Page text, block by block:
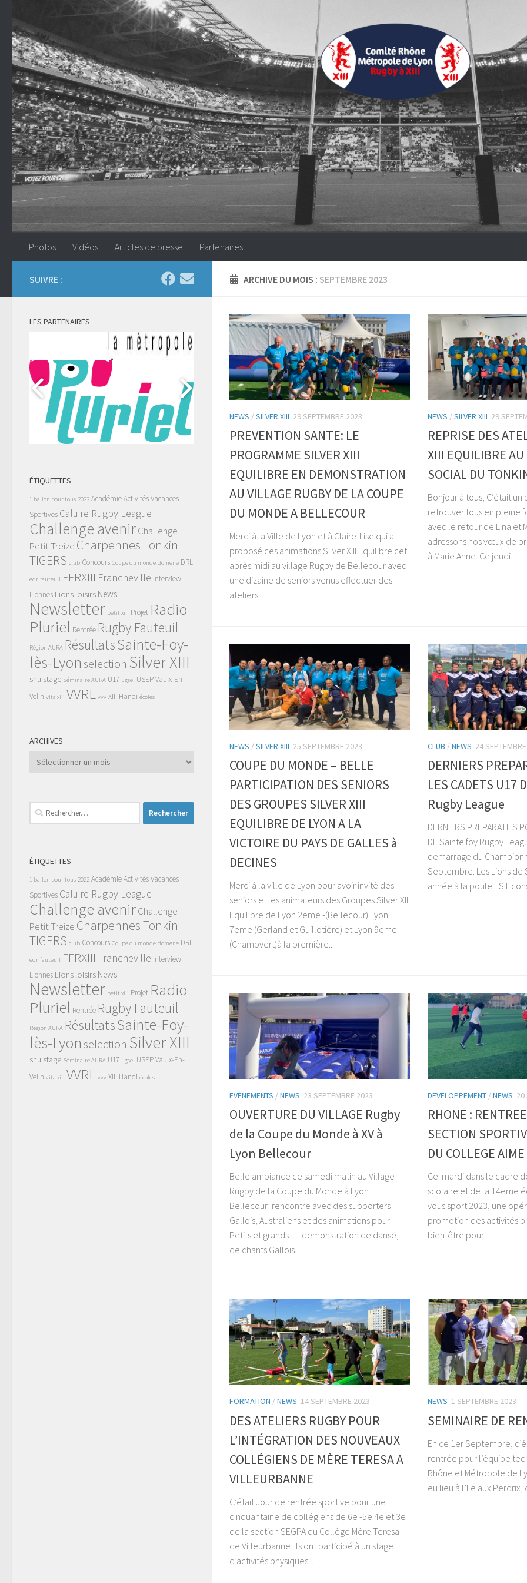
Skip to content
Photos Vidéos Articles de presse Partenaires
ARCHIVE DU MOIS : SEPTEMBRE 2023
NEWS /SILVER XIII 29 SEPTEMBRE 2023
PREVENTION SANTE: LE
PROGRAMME SILVER XIII
EQUILIBRE EN DEMONSTRATION
AU VILLAGE RUGBY DE LA COUPE
DU MONDE A BELLECOUR
Merci à la Ville de Lyon et à Claire-Lise qui a
proposé ces animations Silver XIII Equilibre cet
après midi au village Rugby de Bellecour avec
une dizaine de seniors venus effectuer des
ateliers...
NEWS /SILVER XIII 29
REPRISE DES
XIII EQUILIBRE AU
SOCIAL DU
Bonjour à tous, C’était un
retrouver tous en pleine
avec le retour de Lina et
adressons nos vœux de
à Marie Anne. Ce jeudi...
NEWS /SILVER XIII 25 SEPTEMBRE 2023
COUPE DU MONDE – BELLE
PARTICIPATION DES SENIORS
DES GROUPES SILVER XIII
EQUILIBRE DE LYON A LA
VICTOIRE DU PAYS DE GALLES à
DECINES
Merci à la ville de Lyon pour avoir invité des
seniors et les animateurs des Groupes Silver XIII
Equilibre de Lyon 2eme -(Bellecour) Lyon
7eme (Gerland et Guillotière) et Lyon 9eme
(Champvert)à la première...
CLUB /NEWS 24
DERNIERS
LES CADETS U17
Rugby League
DERNIERS PREPARATIFS
DE Sainte foy Rugby
demarrage du
Septembre. Les Lions de
année à la poule EST
EVÈNEMENTS /NEWS 23 SEPTEMBRE 2023
OUVERTURE DU VILLAGE Rugby
de la Coupe du Monde à XV à
Lyon Bellecour
Belle ambiance ce samedi matin au Village
Rugby de la Coupe du Monde à Lyon
Bellecour: rencontre avec des supporters
Gallois, Australiens et des animations pour
Petits et grands…..demonstration de danse,
de chants Gallois...
DEVELOPPEMENT /NEWS 20
RHONE :
SECTION
DU COLLEGE
Ce mardi dans le cadre
scolaire et de la 14eme
vous sport 2023, une
promotion des activités
bien-être pour...
FORMATION /NEWS 14 SEPTEMBRE 2023
DES ATELIERS RUGBY POUR
L’INTÉGRATION DES NOUVEAUX
COLLÉGIENS DE MÈRE TERESA A
VILLEURBANNE
C’était Jour de rentrée sportive pour une
cinquantaine de collégiens de 6e -5e 4e et 3e
de la section SEGPA du Collège Mère Teresa
de Villeurbanne. Ils ont participé à un stage
d’activités physiques...
NEWS 1 SEPTEMBRE 2023
SEMINAIRE DE
En ce 1er Septembre,
rentrée pour l’équipe
Rhône et Métropole de
eu lieu à l’Ile aux Perdrix,
SUIVRE :
LES PARTENAIRES
ÉTIQUETTES
1 ballon pour tous 2022 AcadémieActivités Vacances
Sportives Caluire Rugby League
Challenge avenirChallenge
Petit Treize Charpennes Tonkin
TIGERS club Concours Coupe du monde domene DRL
edr fauteuil FFRXIII Francheville Interview
Lionnes Lions loisirs News
Newsletter petit xiii Projet Radio
Pluriel Rentrée Rugby Fauteuil
Région AURA RésultatsSainte-Foy-
lès-Lyon selection Silver XIII
snu stage Séminaire AURA U17 ugsel USEPVaulx-En-
Velin vita xiii VVRL vvv XIII Handi écoles
ARCHIVES
Archives
Rechercher :
ÉTIQUETTES
1 ballon pour tous 2022 AcadémieActivités Vacances
Sportives Caluire Rugby League
Challenge avenirChallenge
Petit Treize Charpennes Tonkin
TIGERS club Concours Coupe du monde domene DRL
edr fauteuil FFRXIII Francheville Interview
Lionnes Lions loisirs News
Newsletter petit xiii Projet Radio
Pluriel Rentrée Rugby Fauteuil
Région AURA RésultatsSainte-Foy-
lès-Lyon selection Silver XIII
snu stage Séminaire AURA U17 ugsel USEPVaulx-En-
Velin vita xiii VVRL vvv XIII Handi écoles